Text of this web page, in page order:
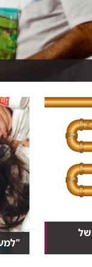
לגסטרואנטרולוגיה.
של